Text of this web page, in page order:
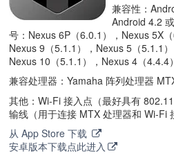
兼容性：
Android 4.2
号：Nexus 6P（6.0.1），Nexus 5X
Nexus 9（5.1.1），Nexus 5（5.1.1
Nexus 10（5.1.1），Nexus 4（4.4.4
兼容处理器：Yamaha 阵列处理器
其他：Wi-Fi 接入点（最好具有
输线（用于连接 MTX 处理器和 Wi-Fi
从 App Store 下载
安卓版本下载点此进入